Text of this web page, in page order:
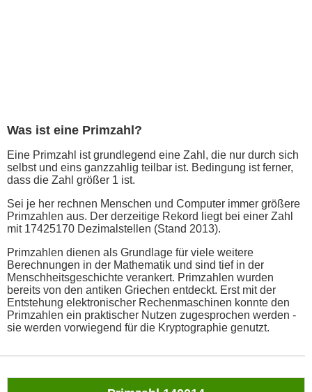
Was ist eine Primzahl?
Eine Primzahl ist grundlegend eine Zahl, die nur durch sich
selbst und eins ganzzahlig teilbar ist. Bedingung ist ferner,
dass die Zahl größer 1 ist.
Sei je her rechnen Menschen und Computer immer größere
Primzahlen aus. Der derzeitige Rekord liegt bei einer Zahl
mit 17425170 Dezimalstellen (Stand 2013).
Primzahlen dienen als Grundlage für viele weitere
Berechnungen in der Mathematik und sind tief in der
Menschheitsgeschichte verankert. Primzahlen wurden
bereits von den antiken Griechen entdeckt. Erst mit der
Entstehung elektronischer Rechenmaschinen konnte den
Primzahlen ein praktischer Nutzen zugesprochen werden -
sie werden vorwiegend für die Kryptographie genutzt.